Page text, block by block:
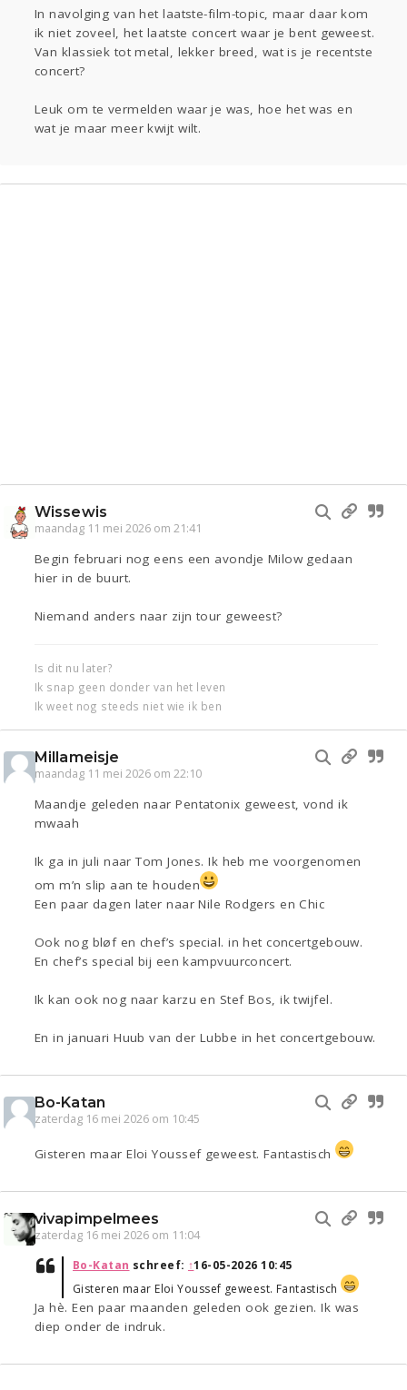
Sport
Contact Viva zoekt
Aangeboden
Gevraagd
Horen Doen
Zien
Lezen
In navolging van het laatste-film-topic, maar daar kom
ik niet zoveel, het laatste concert waar je bent geweest.
Van klassiek tot metal, lekker breed, wat is je recentste
concert?
Leuk om te vermelden waar je was, hoe het was en
wat je maar meer kwijt wilt.
Wissewis
maandag 11 mei 2026 om 21:41
Begin februari nog eens een avondje Milow gedaan
hier in de buurt.
Niemand anders naar zijn tour geweest?
Is dit nu later?
Ik snap geen donder van het leven
Ik weet nog steeds niet wie ik ben
Millameisje
maandag 11 mei 2026 om 22:10
Maandje geleden naar Pentatonix geweest, vond ik
mwaah
Ik ga in juli naar Tom Jones. Ik heb me voorgenomen
om m’n slip aan te houden
Een paar dagen later naar Nile Rodgers en Chic
Ook nog bløf en chef’s special. in het concertgebouw.
En chef’s special bij een kampvuurconcert.
Ik kan ook nog naar karzu en Stef Bos, ik twijfel.
En in januari Huub van der Lubbe in het concertgebouw.
Bo-Katan
zaterdag 16 mei 2026 om 10:45
Gisteren maar Eloi Youssef geweest. Fantastisch
vivapimpelmees
zaterdag 16 mei 2026 om 11:04
Bo-Katan schreef: ↑16-05-2026 10:45
Gisteren maar Eloi Youssef geweest. Fantastisch
Ja hè. Een paar maanden geleden ook gezien. Ik was
diep onder de indruk.